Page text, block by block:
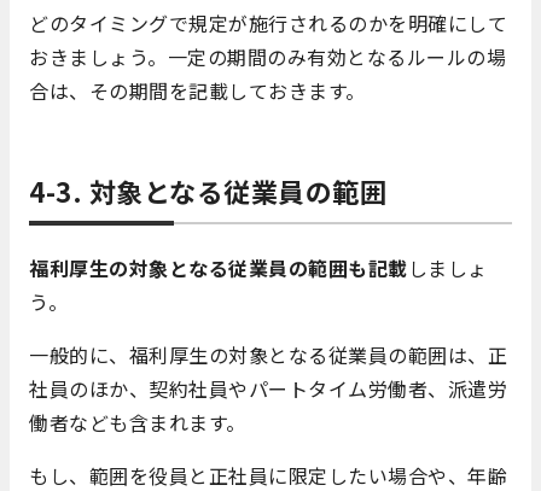
どのタイミングで規定が施行されるのかを明確にして
おきましょう。一定の期間のみ有効となるルールの場
合は、その期間を記載しておきます。
4-3. 対象となる従業員の範囲
福利厚生の対象となる従業員の範囲も記載しましょ
う。
一般的に、福利厚生の対象となる従業員の範囲は、正
社員のほか、契約社員やパートタイム労働者、派遣労
働者なども含まれます。
もし、範囲を役員と正社員に限定したい場合や、年齢